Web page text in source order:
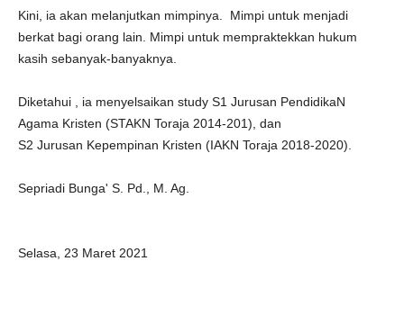
Kini, ia akan melanjutkan mimpinya. Mimpi untuk menjadi
berkat bagi orang lain. Mimpi untuk mempraktekkan hukum
kasih sebanyak-banyaknya.
Diketahui , ia menyelsaikan study S1 Jurusan PendidikaN
Agama Kristen (STAKN Toraja 2014-201), dan
S2 Jurusan Kepempinan Kristen (IAKN Toraja 2018-2020).
Sepriadi Bunga' S. Pd., M. Ag.
Selasa, 23 Maret 2021